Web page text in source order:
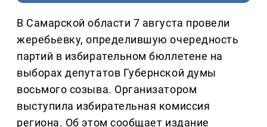
В Самарской области 7 августа провели
жеребьевку, определившую очередность
партий в избирательном бюллетене на
выборах депутатов Губернской думы
восьмого созыва. Организатором
выступила избирательная комиссия
региона. Об этом сообщает издание